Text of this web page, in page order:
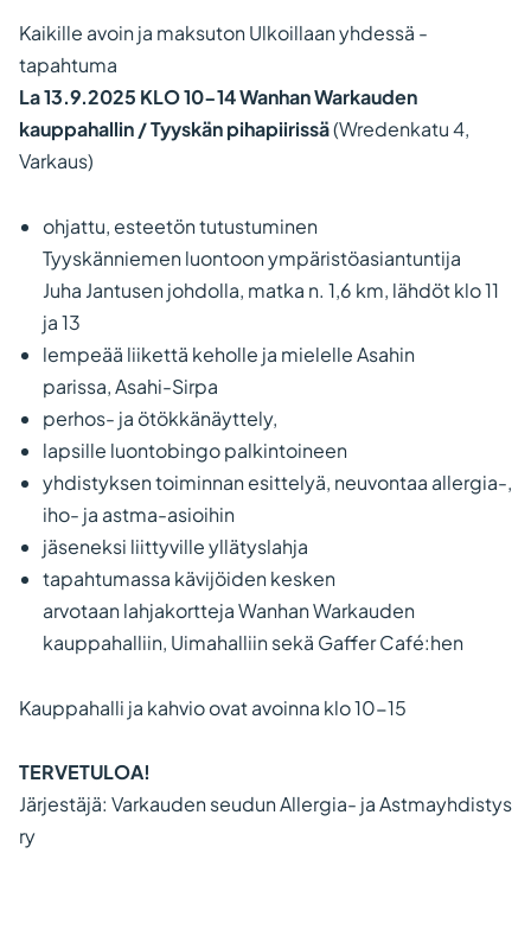
Kaikille avoin ja maksuton Ulkoillaan yhdessä -
tapahtuma
La 13.9.2025 KLO 10-14 Wanhan Warkauden
kauppahallin / Tyyskän pihapiirissä(Wredenkatu 4,
Varkaus)
ohjattu, esteetön tutustuminen
Tyyskänniemen luontoon ympäristöasiantuntija
Juha Jantusen johdolla, matka n. 1,6 km, lähdöt klo 11
ja 13
lempeää liikettä keholle ja mielelle Asahin
parissa, Asahi-Sirpa
perhos- ja ötökkänäyttely,
lapsille luontobingo palkintoineen
yhdistyksen toiminnan esittelyä, neuvontaa allergia-,
iho- ja astma-asioihin
jäseneksi liittyville yllätyslahja
tapahtumassa kävijöiden kesken
arvotaan lahjakortteja Wanhan Warkauden
kauppahalliin, Uimahalliin sekä Gaffer Café:hen
Kauppahalli ja kahvio ovat avoinna klo 10-15
TERVETULOA!
Järjestäjä: Varkauden seudun Allergia- ja Astmayhdistys
ry